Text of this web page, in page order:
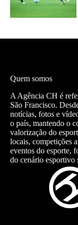
Quem somos
A Agência CH é
São Francisco.
notícias, fotos e
o país, mantendo o
valorização do
locais, competições
eventos do esporte,
do cenário esportivo